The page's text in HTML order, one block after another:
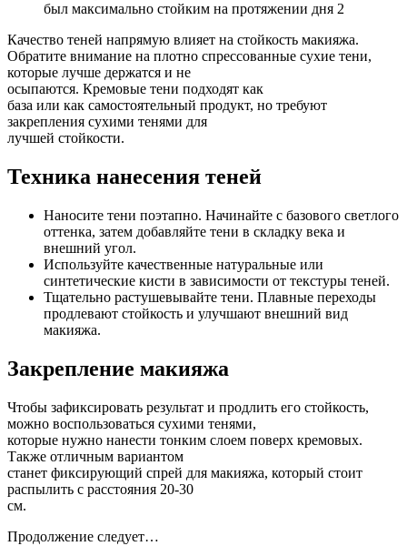
Качество теней напрямую влияет на стойкость макияжа.
Обратите внимание на плотно спрессованные сухие тени,
которые лучше держатся и не
осыпаются. Кремовые тени подходят как
база или как самостоятельный продукт, но требуют
закрепления сухими тенями для
лучшей стойкости.
Техника нанесения теней
Наносите тени поэтапно. Начинайте с базового светлого
оттенка, затем добавляйте тени в складку века и
внешний угол.
Используйте качественные натуральные или
синтетические кисти в зависимости от текстуры теней.
Тщательно растушевывайте тени. Плавные переходы
продлевают стойкость и улучшают внешний вид
макияжа.
Закрепление макияжа
Чтобы зафиксировать результат и продлить его стойкость,
можно воспользоваться сухими тенями,
которые нужно нанести тонким слоем поверх кремовых.
Также отличным вариантом
станет фиксирующий спрей для макияжа, который стоит
распылить с расстояния 20-30
см.
Продолжение следует…